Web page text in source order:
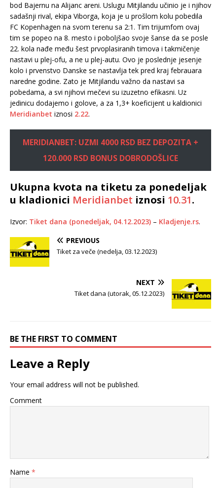
bod Bajernu na Alijanc areni. Uslugu Mitjilandu učinio je i njihov
sadašnji rival, ekipa Viborga, koja je u prošlom kolu pobedila
FC Kopenhagen na svom terenu sa 2:1. Tim trijumfom ovaj
tim se popeo na 8. mesto i poboljšao svoje šanse da se posle
22. kola nađe među šest prvoplasiranih timova i takmičenje
nastavi u plej-ofu, a ne u plej-autu. Ovo je poslednje jesenje
kolo i prvenstvo Danske se nastavlja tek pred kraj febrauara
naredne godine. Zato je Mitjilandu važno da nastavi sa
pobedama, a svi njihovi mečevi su izuzetno efikasni. Uz
jedinicu dodajemo i golove, a za 1,3+ koeficijent u kaldionici
Meridianbet iznosi 2.22.
MERIDIANBET: UZMI 4000 RSD BEZ DEPOZITA +
120.000 RSD BONUS DOBRODOŠLICE
Ukupna kvota na tiketu za ponedeljak
u kladionici Meridianbet iznosi 10.31.
Izvor: Tiket dana (ponedeljak, 04.12.2023) – Kladjenje.rs.
PREVIOUS
Tiket za veče (nedelja, 03.12.2023)
NEXT
Tiket dana (utorak, 05.12.2023)
BE THE FIRST TO COMMENT
Leave a Reply
Your email address will not be published.
Comment
Name *